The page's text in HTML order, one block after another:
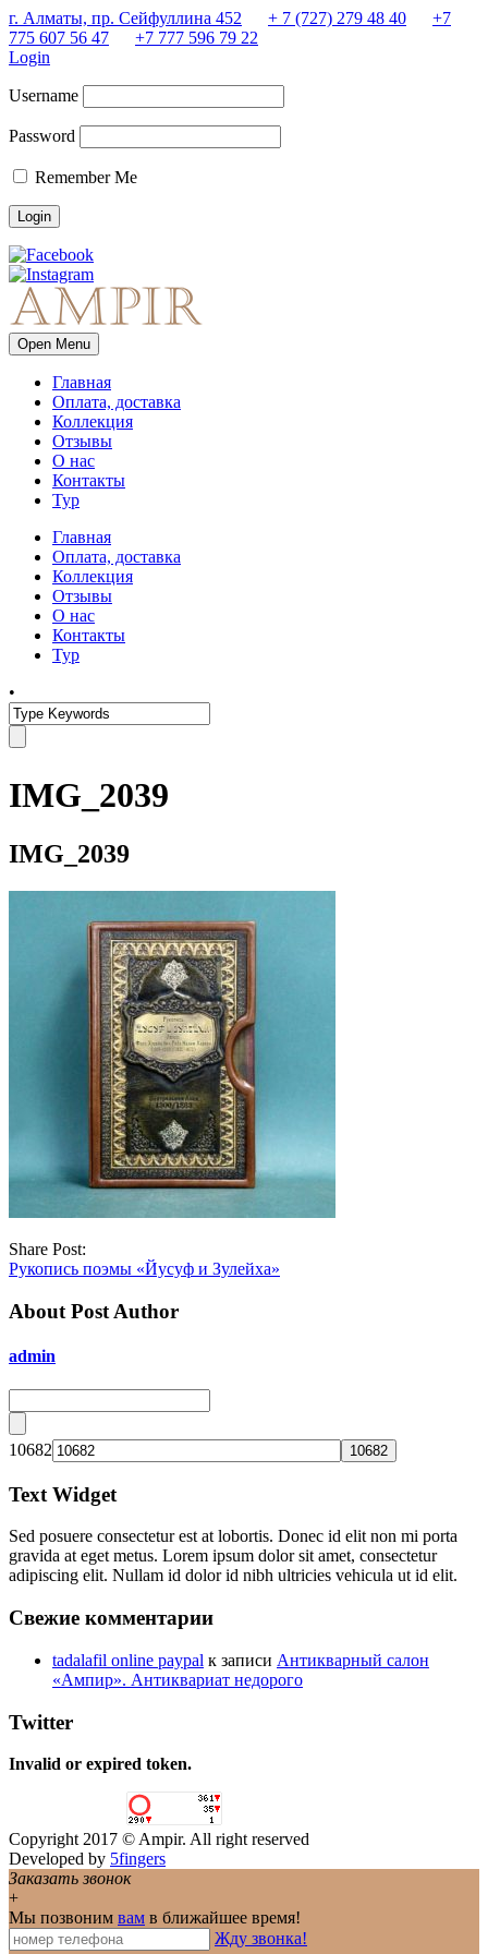
г. Алматы, пр. Сейфуллина 452 + 7 (727) 279 48 40
+7
775 607 56 47
+7 777 596 79 22
Login
Username
Password
Remember Me
Open Menu
Главная
Оплата, доставка
Коллекция
Отзывы
О нас
Контакты
Тур
Главная
Оплата, доставка
Коллекция
Отзывы
О нас
Контакты
Тур
•
IMG_2039
IMG_2039
Share Post:
Рукопись поэмы «Йусуф и Зулейха»
About Post Author
admin
10682
Text Widget
Sed posuere consectetur est at lobortis. Donec id elit non mi porta
gravida at eget metus. Lorem ipsum dolor sit amet, consectetur
adipiscing elit. Nullam id dolor id nibh ultricies vehicula ut id elit.
Свежие комментарии
tadalafil online paypal к записи Антикварный салон
«Ампир». Антиквариат недорого
Twitter
Invalid or expired token.
Copyright 2017 © Ampir. All right reserved
Developed by 5fingers
Заказать звонок
+
Мы позвоним вам в ближайшее время!
Жду звонка!